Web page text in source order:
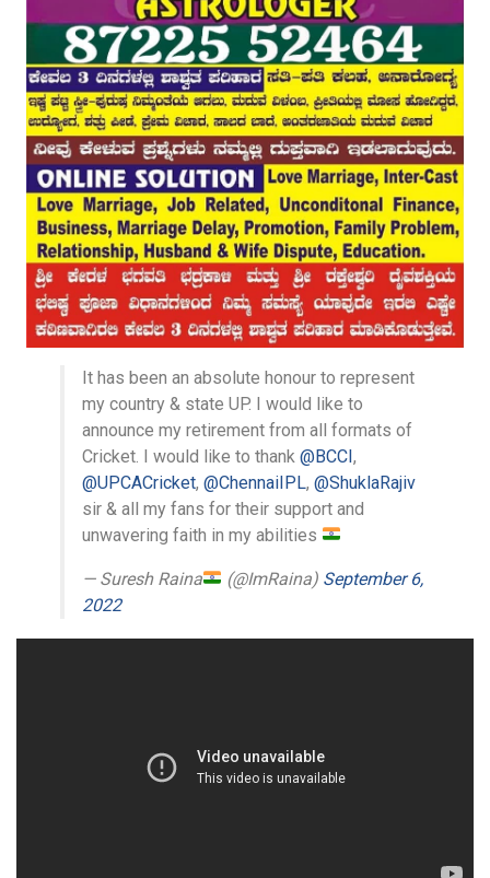
It has been an absolute honour to represent
my country & state UP. I would like to
announce my retirement from all formats of
Cricket. I would like to thank @BCCI,
@UPCACricket, @ChennaiIPL, @ShuklaRajiv
sir & all my fans for their support and
unwavering faith in my abilities
— Suresh Raina (@ImRaina) September 6,
2022